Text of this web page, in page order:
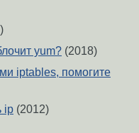
yum? (2018)
iptables, помогите
ip (2012)